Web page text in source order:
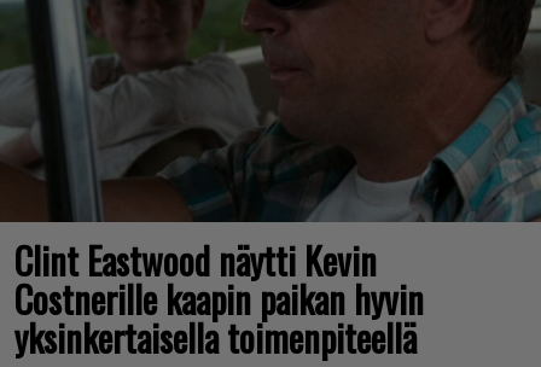
Clint Eastwood näytti Kevin
Costnerille kaapin paikan hyvin
yksinkertaisella toimenpiteellä